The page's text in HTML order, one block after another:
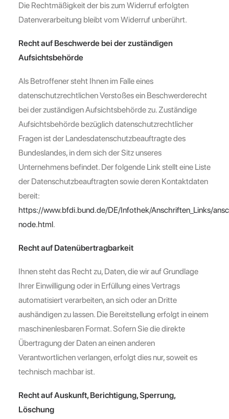
Die Rechtmäßigkeit der bis zum Widerruf erfolgten
Datenverarbeitung bleibt vom Widerruf unberührt.
Recht auf Beschwerde bei der zuständigen
Aufsichtsbehörde
Als Betroffener steht Ihnen im Falle eines
datenschutzrechtlichen Verstoßes ein Beschwerderecht
bei der zuständigen Aufsichtsbehörde zu. Zuständige
Aufsichtsbehörde bezüglich datenschutzrechtlicher
Fragen ist der Landesdatenschutzbeauftragte des
Bundeslandes, in dem sich der Sitz unseres
Unternehmens befindet. Der folgende Link stellt eine Liste
der Datenschutzbeauftragten sowie deren Kontaktdaten
bereit:
https://www.bfdi.bund.de/DE/Infothek/Anschriften_Links/
node.html.
Recht auf Datenübertragbarkeit
Ihnen steht das Recht zu, Daten, die wir auf Grundlage
Ihrer Einwilligung oder in Erfüllung eines Vertrags
automatisiert verarbeiten, an sich oder an Dritte
aushändigen zu lassen. Die Bereitstellung erfolgt in einem
maschinenlesbaren Format. Sofern Sie die direkte
Übertragung der Daten an einen anderen
Verantwortlichen verlangen, erfolgt dies nur, soweit es
technisch machbar ist.
Recht auf Auskunft, Berichtigung, Sperrung,
Löschung